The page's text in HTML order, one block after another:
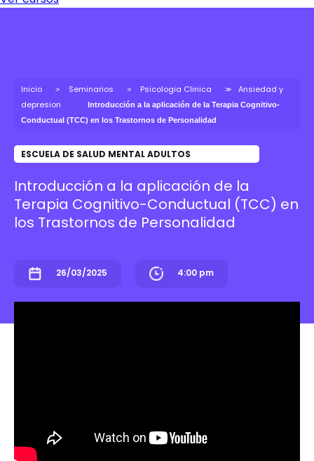
Inicio Seminarios Psicologia Clinica
Ansiedad y
depresion
Introducción a la aplicación de la Terapia Cognitivo-
Conductual (TCC) en los Trastornos de Personalidad
ESCUELA DE SALUD MENTAL ADULTOS
Introducción a la aplicación de la
Terapia Cognitivo-Conductual (TCC) en
los Trastornos de Personalidad
26/03/2025 4:00 pm